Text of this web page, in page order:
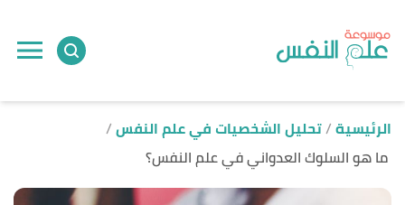
الرئيسية تحليل الشخصيات في علم النفس
ما هو السلوك العدواني في علم النفس؟